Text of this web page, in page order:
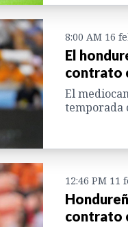
8:00 AM 16
El
contrato
El
temporada
12:46 PM 11
contrato